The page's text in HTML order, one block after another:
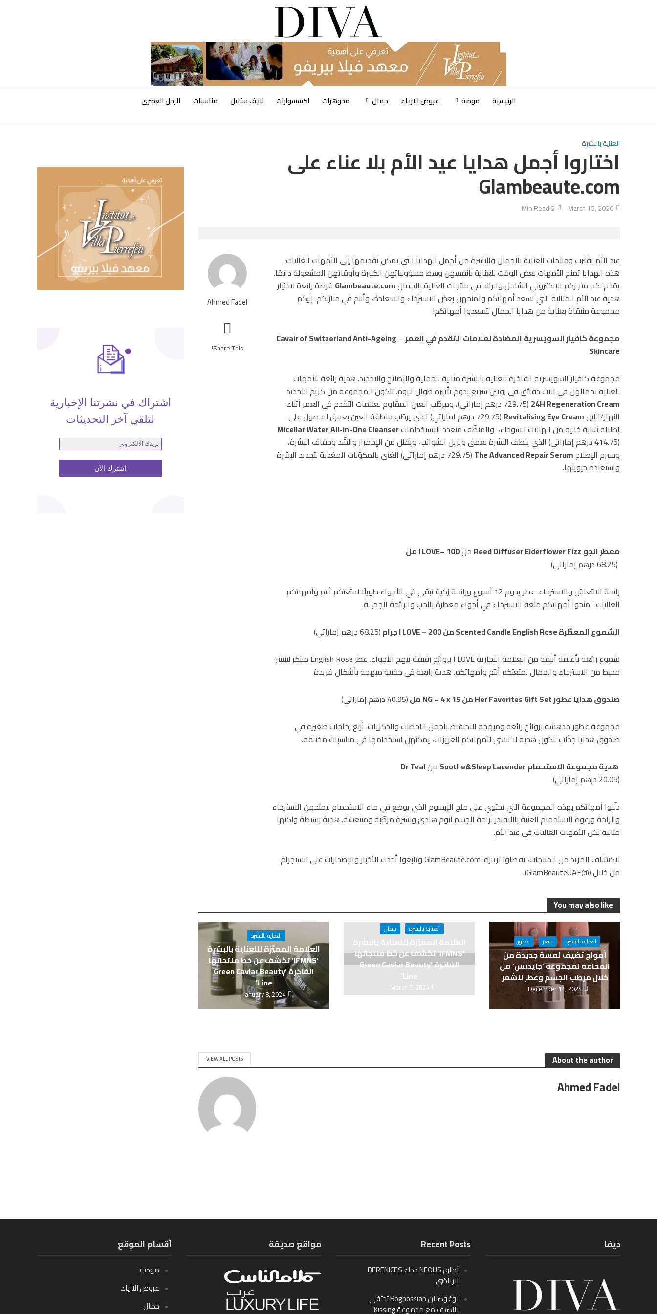
الرئيسية موضة عروض الازياء جمال مجوهرات اكسسوارات لايف ستايل مناسبات الرجل العصرى
اشتراك في نشرتنا الإخبارية
لتلقي آخر التحديثات
العناية بالبشرة
اختاروا أجمل هدايا عيد الأم بلا عناء على
Glambeaute.com
March 15, 2020
2 Min Read
Ahmed Fadel
Share This!
عيد الأم يقترب ومنتجات العناية بالجمال والبشرة من أجمل الهدايا التي يمكن تقديمها إلى الأمهات الغاليات.
هذه الهدايا تمنح الأمهات بعض الوقت للعناية بأنفسهن وسط مسؤولياتهن الكبيرة وأوقاتهن المشغولة دائمًا.
يقدم لكم متجركم الإلكتروني الشامل والرائد في منتجات العناية بالجمالGlambeaute.com فرصة رائعة لاختيار
هدية عيد الأم المثالية التي تسعد أمهاتكم وتمنحهن بعض الاسترخاء والسعادة، وأنتم في منازلكم. إليكم
مجموعة منتقاة بعناية من هدايا الجمال لتسعدوا أمهاتكم!
مجموعة كافيار السويسرية المضادة لعلامات التقدم في العمر–
Cavair of Switzerland Anti-Ageing
Skincare
مجموعة كافيار السويسرية الفاخرة للعناية بالبشرة مثالية للحماية والإصلاح والتجديد. هدية رائعة للأمهات
للعناية بجمالهن في ثلاث دقائق في روتين سريع يدوم تأثيره طوال اليوم. تتكون المجموعة من كريم التجديد
24H Regeneration Cream
(729.75 درهم إماراتي)، ومرطّب العين المقاوم لعلامات التقدم في العمر أثناء
النهار/الليلRevitalising Eye Cream
(729.75 درهم إماراتي) الذي يرطّب منطقة العين بعمق للحصول على
إطلالة شابة خالية من الهالات السوداء، والمنظّف متعدد الاستخدامات
Micellar WaterAll-in-One Cleanser
(414.75 درهم إماراتي) الذي ينظف البشرة بعمق ويزيل الشوائب، ويقلل من الإحمرار والشّد وجفاف البشرة،
وسيرم الإصلاحThe Advanced Repair Serum
(729.75 درهم إماراتي) الغني بالمكوّنات المغذية لتجديد البشرة
واستعادة حيويتها.
معطر الجو Reed Diffuser Elderflower Fizz من I LOVE– 100 مل
(68.25 درهم إماراتي)
رائحة الانتعاش والاسترخاء. عطر يدوم 12 أسبوع ورائحة زكية تبقى في الأجواء طويلًا لمتعتكم أنتم وأمهاتكم
الغاليات. امنحوا أمهاتكم متعة الاسترخاء في أجواء معطرة بالحب والرائحة الجميلة.
الشموع المعطّرةScented Candle English Roseمن I LOVE– 200 جرام
(68.25 درهم إماراتي)
شموع رائعة بأغلفة أنيقة من العلامة التجارية I LOVE بروائح رقيقة تبهج الأجواء. عطر English Rose مبتكر لينشر
محيط من الاسترخاء والجمال لمتعتكم أنتم وأمهاتكم. هدية رائعة في حقيبة مبهجة بأشكال فريدة.
صندوق هدايا عطورHer Favorites Gift Setمن NG– 4x15 مل
(40.95 درهم إماراتي)
مجموعة عطور مدهشة بروائح رائعة ومبهجة للاحتفاظ بأجمل اللحظات والذكريات. أربع زجاجات صغيرة في
صندوق هدايا جذّاب لتكون هدية لا تنسى لأمهاتكم العزيزات، يمكنهن استخدامها في مناسبات مختلفة.
هدية مجموعة الاستحمامSoothe&Sleep Lavender منDr Teal
(20.05 درهم إماراتي)
دلّلوا أمهاتكم بهذه المجموعة التي تحتوي على ملح الإبسوم الذي يوضع في ماء الاستحمام ليمنحهن الاسترخاء
والراحة ورغوة الاستحمام الغنية باللافندر لراحة الجسم لنوم هادئ وبشرة مرطّبة ومنتعشة. هدية بسيطة ولكنها
مثالية لكل الأمهات الغاليات في عيد الأم.
لاكتشاف المزيد من المنتجات، تفضلوا بزيارة: GlamBeaute.com وتابعوا أحدث الأخبار والإصدارات على انستجرام
من خلال (@GlamBeauteUAE).
You may also like
العناية بالبشرة شعر عطور
أمواج تضيف لمسة جديدة من
الفخامة لمجموعة ’جايدنس‘ من
خلال مرطب الجسم وعطر للشعر
December 11, 2024
العناية بالبشرة جمال
العلامة المميّزة لللعناية بالبشرة
‘IFMNS’ تكشف عن خطّ منتجاتها
الفاخرة ‘Green Caviar Beauty
Line’
March 7, 2024
العناية بالبشرة
العلامة المميّزة لللعناية بالبشرة
‘IFMNS’ تكشف عن خطّ منتجاتها
الفاخرة ‘Green Caviar Beauty
Line’
January 8, 2024
About the author
VIEW ALL POSTS
Ahmed Fadel
أقسام الموقع
موضة
عروض الازياء
جمال
مواقع صديقة Recent Posts
تُطلق NEOUS حذاء BERENICES
الرياضي
بوغوصيان Boghossian تحتفي
بالصيف مع مجموعة Kissing
ديفا